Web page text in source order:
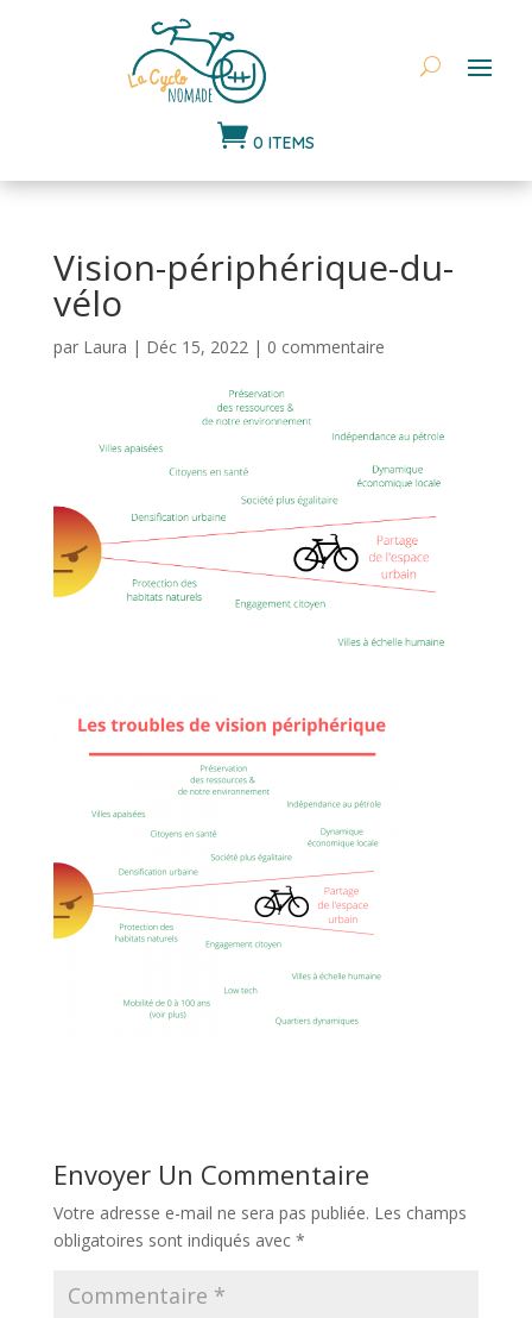
 0 ITEMS
Vision-périphérique-du-
vélo
par Laura | Déc 15, 2022| 0 commentaire
Envoyer Un Commentaire
Votre adresse e-mail ne sera pas publiée. Les champs
obligatoires sont indiqués avec *